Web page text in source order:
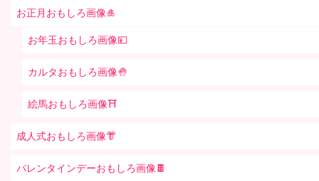
お正月おもしろ画像🎍
お年玉おもしろ画像💴
カルタおもしろ画像🤚
絵馬おもしろ画像⛩
成人式おもしろ画像👘
バレンタインデーおもしろ画像🍫